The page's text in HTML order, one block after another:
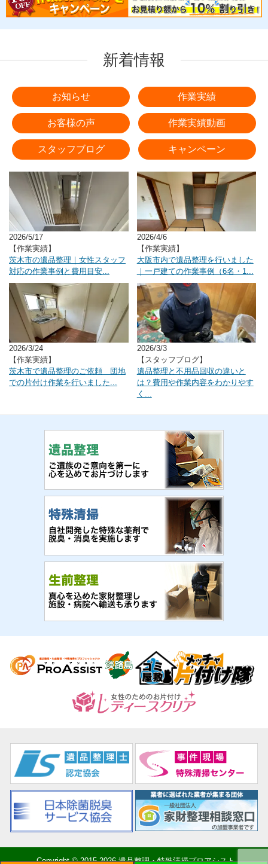
新着情報
お知らせ 作業実績
お客様の声 作業実績動画
スタッフブログ キャンペーン
2026/5/17
【作業実績】
茨木市の遺品整理｜女性スタッフ
対応の作業事例と費用目安...
2026/4/6
【作業実績】
大阪市内で遺品整理を行いました
｜一戸建ての作業事例（6名・1...
2026/3/24
【作業実績】
茨木市で遺品整理のご依頼 団地
での片付け作業を行いました...
2026/3/3
【スタッフブログ】
遺品整理と不用品回収の違いと
は？費用や作業内容をわかりやす
く...
Copyright © 2015-2026 遺品整理・特殊清掃プロアシスト.